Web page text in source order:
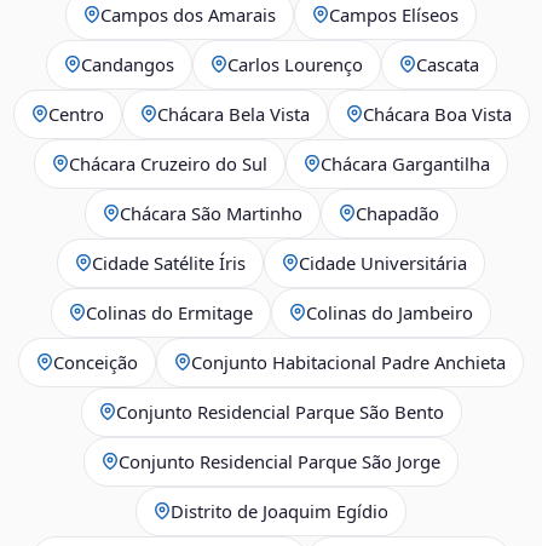
Campos dos Amarais Campos Elíseos
Candangos Carlos Lourenço Cascata
Centro Chácara Bela Vista Chácara Boa Vista
Chácara Cruzeiro do Sul Chácara Gargantilha
Chácara São Martinho Chapadão
Cidade Satélite Íris Cidade Universitária
Colinas do Ermitage Colinas do Jambeiro
Conceição Conjunto Habitacional Padre Anchieta
Conjunto Residencial Parque São Bento
Conjunto Residencial Parque São Jorge
Distrito de Joaquim Egídio